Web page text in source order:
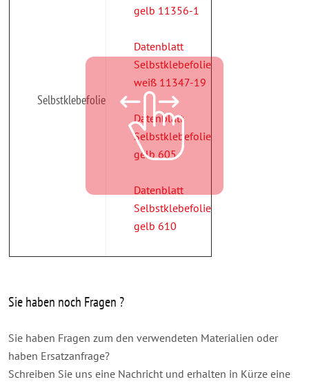
Selbstklebefolie
gelb 11356-1
Datenblatt
Selbstklebefolie
weiß 11347-19
Datenblatt
Selbstklebefolie
gelb 605
Datenblatt
Selbstklebefolie
gelb 610
Sie haben noch Fragen ?
Sie haben Fragen zum den verwendeten Materialien oder
haben Ersatzanfrage?
Schreiben Sie uns eine Nachricht und erhalten in Kürze eine